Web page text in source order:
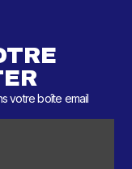
votre boîte email